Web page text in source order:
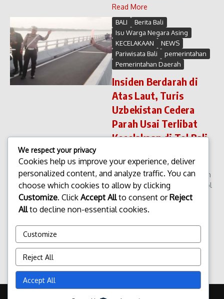
Read More
BALI
Berita Bali
Isu Warga Negara Asing
KECELAKAAN
NEWS
Pariwisata Bali
pemerintahan
Pemerintahan Daerah
Insiden Berdarah di
Atas Laut, Turis
Uzbekistan Cedera
Parah Usai Terlibat
Kecelakaan di Tol Bali
Insiden Berdarah di Atas Laut,
Turis Uzbekistan Cedera Parah
Usai Terlibat Kecelakaan di Tol
Bali Mandara Sebuah
kecelakaan lalu lintas serius
Mandara, Denpasar, yang
admin Desember 21, 2025
Read More
We respect your privacy
Cookies help us improve your experience, deliver
personalized content, and analyze traffic. You can
choose which cookies to allow by clicking
Customize. Click Accept Allto consent orReject
Allto decline non-essential cookies.
Customize
Reject All
Accept All